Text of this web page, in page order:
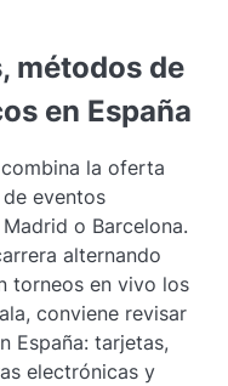
métodos de
en España
la oferta
eventos
o Barcelona.
alternando
torneos en vivo los
conviene revisar
España: tarjetas,
electrónicas y